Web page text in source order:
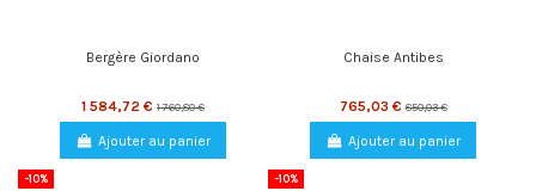
Bergère Giordano
1 584,72 € 1 760,80 €
Ajouter au panier
Chaise Antibes
765,03 € 850,03 €
Ajouter au panier
-10% -10%